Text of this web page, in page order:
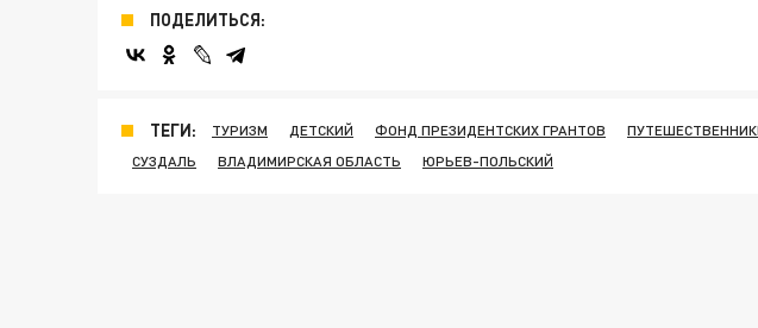
ПОДЕЛИТЬСЯ:
ТЕГИ: ТУРИЗМ ДЕТСКИЙ ФОНД ПРЕЗИДЕНТСКИХ ГРАНТОВ
СУЗДАЛЬ
ВЛАДИМИРСКАЯ ОБЛАСТЬ ЮРЬЕВ-ПОЛЬСКИЙ